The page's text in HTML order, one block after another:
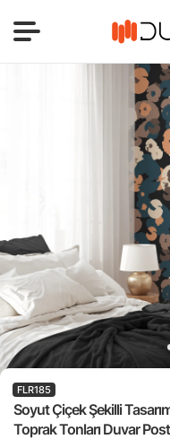
Soyut Çiçek Şekilli
Toprak Tonları Duvar
FLR185